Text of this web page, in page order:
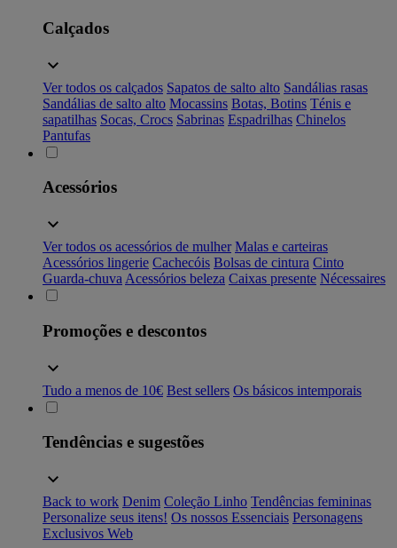
Calçados
Ver todos os calçados Sapatos de salto alto Sandálias rasas
Sandálias de salto alto Mocassins Botas, Botins Ténis e
sapatilhas Socas, Crocs Sabrinas Espadrilhas Chinelos
Pantufas
Acessórios
Ver todos os acessórios de mulher Malas e carteiras
Acessórios lingerie Cachecóis Bolsas de cintura Cinto
Guarda-chuva Acessórios beleza Caixas presente Nécessaires
Promoções e descontos
Tudo a menos de 10€ Best sellers Os básicos intemporais
Tendências e sugestões
Back to work Denim Coleção Linho Tendências femininas
Personalize seus itens! Os nossos Essenciais Personagens
Exclusivos Web